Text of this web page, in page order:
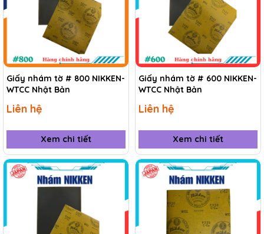
Giấy nhám tờ # 800 NIKKEN-
WTCC Nhật Bản
Liên hệ
Xem chi tiết
Giấy nhám tờ # 600 NIKKEN-
WTCC Nhật Bản
Liên hệ
Xem chi tiết